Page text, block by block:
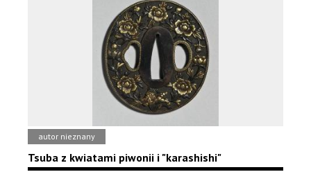
autor nieznany
Tsuba z kwiatami piwonii i "karashishi"